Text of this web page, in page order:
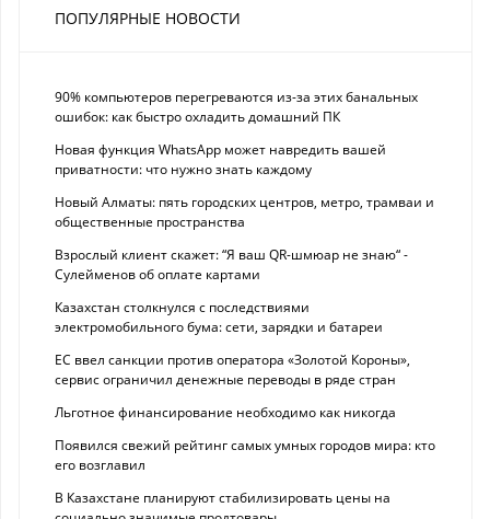
ПОПУЛЯРНЫЕ НОВОСТИ
90% компьютеров перегреваются из-за этих банальных
ошибок: как быстро охладить домашний ПК
Новая функция WhatsApp может навредить вашей
приватности: что нужно знать каждому
Новый Алматы: пять городских центров, метро, трамваи и
общественные пространства
Взрослый клиент скажет: “Я ваш QR-шмюар не знаю“ -
Сулейменов об оплате картами
Казахстан столкнулся с последствиями
электромобильного бума: сети, зарядки и батареи
ЕС ввел санкции против оператора «Золотой Короны»,
сервис ограничил денежные переводы в ряде стран
Льготное финансирование необходимо как никогда
Появился свежий рейтинг самых умных городов мира: кто
его возглавил
В Казахстане планируют стабилизировать цены на